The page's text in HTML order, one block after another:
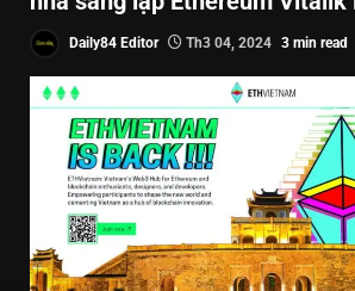
Daily84 Editor Th3 04, 2024 3 min read